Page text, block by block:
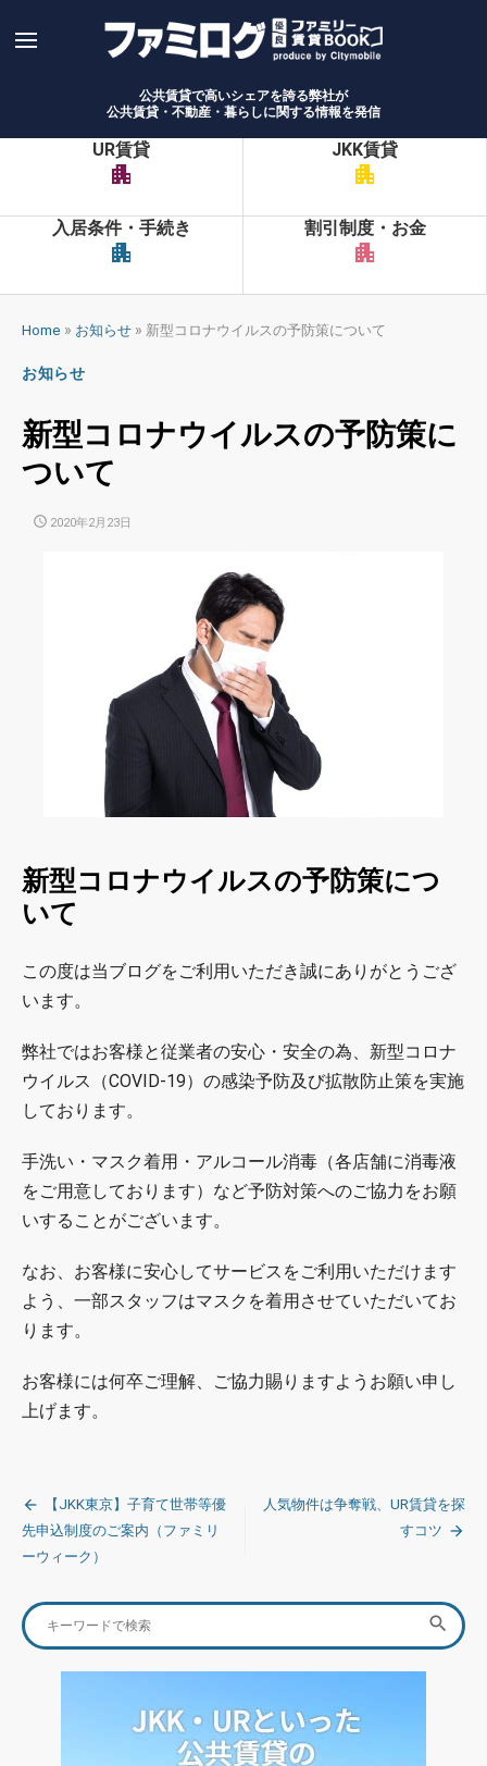
公共賃貸で高いシェアを誇る弊社が
公共賃貸・不動産・暮らしに関する情報を発信
UR賃貸
apartment
JKK賃貸
apartment
入居条件・手続き
apartment
割引制度・お金
apartment
Home » お知らせ » 新型コロナウイルスの予防策について
お知らせ
新型コロナウイルスの予防策に
ついて
POSTED
2020年2月23日
新型コロナウイルスの予防策につ
いて
この度は当ブログをご利用いただき誠にありがとうござ
います。
弊社ではお客様と従業者の安心・安全の為、新型コロナ
ウイルス（COVID-19）の感染予防及び拡散防止策を実施
しております。
手洗い・マスク着用・アルコール消毒（各店舗に消毒液
をご用意しております）など予防対策へのご協力をお願
いすることがございます。
なお、お客様に安心してサービスをご利用いただけます
よう、一部スタッフはマスクを着用させていただいてお
ります。
お客様には何卒ご理解、ご協力賜りますようお願い申し
上げます。
投
稿
ナ
ビ
ゲ
【JKK東京】子育て世帯等優
先申込制度のご案内（ファミリ
ーウィーク）
人気物件は争奪戦、UR賃貸を探
すコツ
Search
for:
